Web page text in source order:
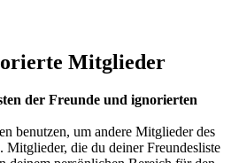
Mitglieder
der Freunde und ignorierten
benutzen, um andere Mitglieder des
Mitglieder, die du deiner Freundesliste